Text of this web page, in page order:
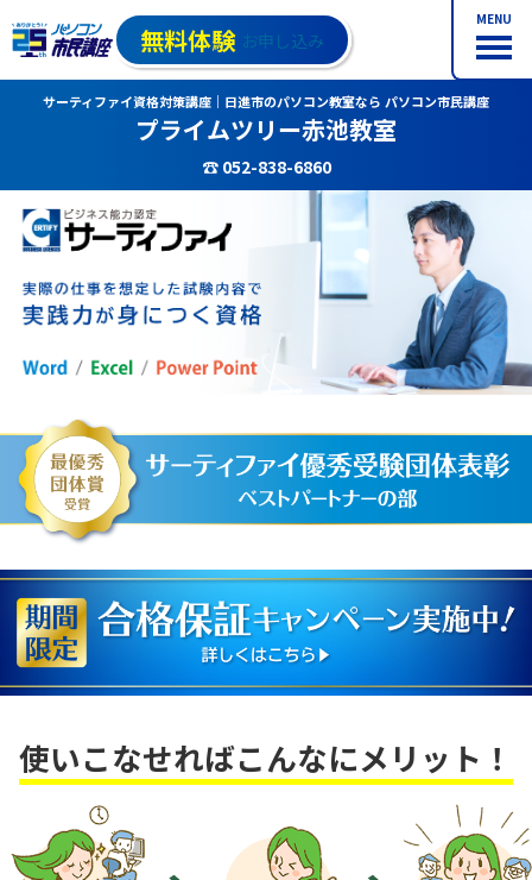
MENU
無料体験 お申し込み
サーティファイ資格対策講座｜日進市のパソコン教室なら パソコン市民講座
プライムツリー赤池教室
☎ 052-838-6860
使いこなせればこんなにメリット！